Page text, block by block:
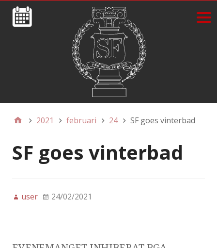
2021 februari 24 SF goes vinterbad
SF goes vinterbad
user 24/02/2021